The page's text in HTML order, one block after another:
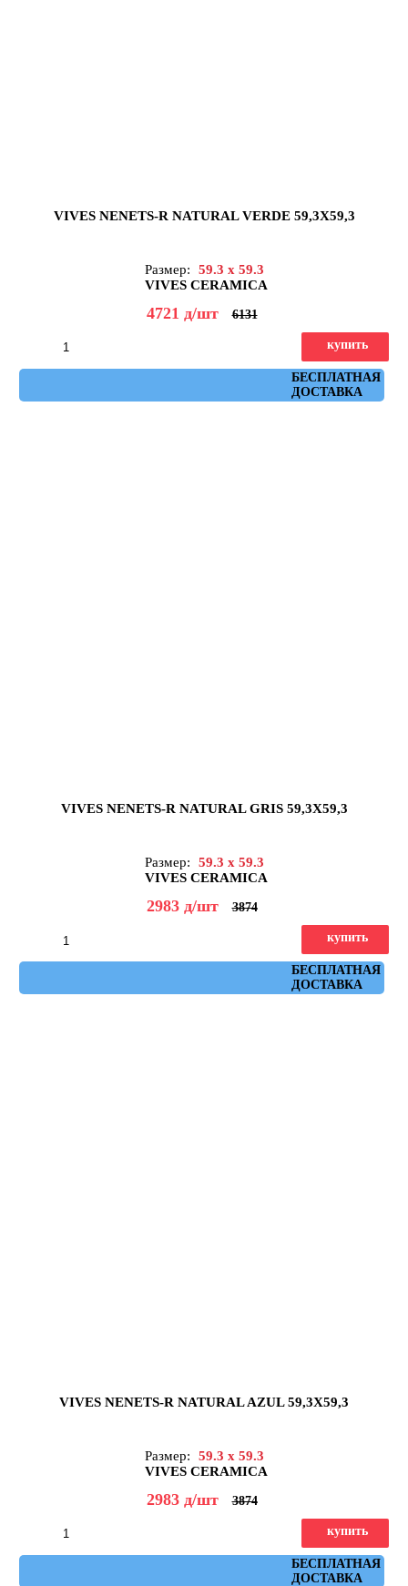
VIVES NENETS-R NATURAL VERDE 59,3X59,3
Размер:
59.3 x 59.3
VIVES CERAMICA
4721 д/шт 6131
БЕСПЛАТНАЯ
ДОСТАВКА
купить
Артикул: nenets_r_natural_verde_59,3x59,3
VIVES NENETS-R NATURAL GRIS 59,3X59,3
Размер:
59.3 x 59.3
VIVES CERAMICA
2983 д/шт 3874
БЕСПЛАТНАЯ
ДОСТАВКА
купить
Артикул: nenets_r_natural_gris_59,3x59,3
VIVES NENETS-R NATURAL AZUL 59,3X59,3
Размер:
59.3 x 59.3
VIVES CERAMICA
2983 д/шт 3874
БЕСПЛАТНАЯ
ДОСТАВКА
купить
Артикул: nenets_r_natural_azul_59,3x59,3